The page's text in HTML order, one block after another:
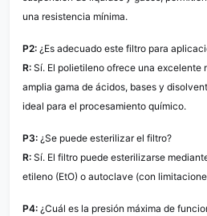
una resistencia mínima.
P2: ¿Es adecuado este filtro para
R: Sí. El polietileno ofrece una excelente
amplia gama de ácidos, bases y
ideal para el procesamiento químico.
P3: ¿Se puede esterilizar el filtro?
R: Sí. El filtro puede esterilizarse
etileno (EtO) o autoclave (con
P4: ¿Cuál es la presión máxima de